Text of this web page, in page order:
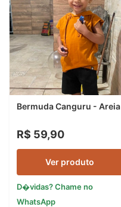
Bermuda Canguru - Areia
R$ 59,90
Ver produto
D�vidas? Chame no
WhatsApp